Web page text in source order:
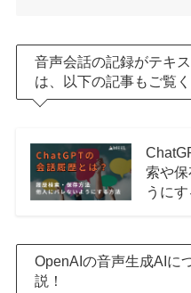
音声会話の記録がテキ
は、以下の記事もご覧く
索や
うに
OpenAIの音声生成AIに
説！